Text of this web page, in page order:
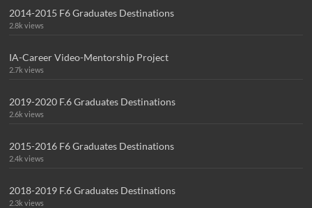
2014-2015 F6 Graduates Destinations
2.8k views
IA-Career Video-Mentorship Project
2.7k views
2019-2020 F.6 Graduates Destinations
2.6k views
2015-2016 F6 Graduates Destinations
2.4k views
2018-2019 F.6 Graduates Destinations
2.3k views